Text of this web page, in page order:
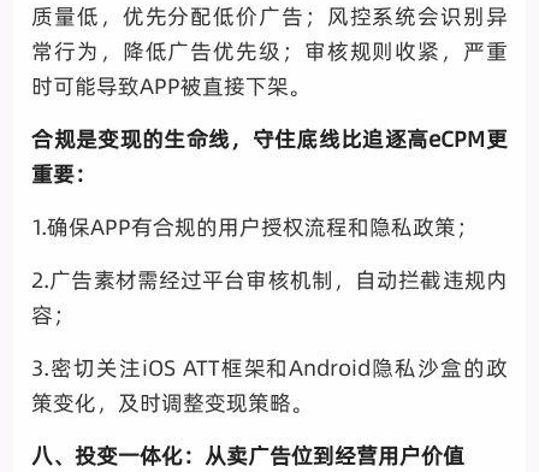
质量低，优先分配低价广告；风控系统会识别异
常行为，降低广告优先级；审核规则收紧，严重
时可能导致APP被直接下架。
合规是变现的生命线，守住底线比追逐高eCPM更
重要：
1.确保APP有合规的用户授权流程和隐私政策；
2.广告素材需经过平台审核机制，自动拦截违规内
容；
3.密切关注iOS ATT框架和Android隐私沙盒的政
策变化，及时调整变现策略。
八、投变一体化：从卖广告位到经营用户价值